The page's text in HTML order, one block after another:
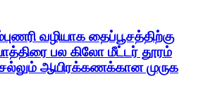
வழியாக தைப்பூசத்திற்கு
பல கிலோ மீட்டர் தூரம்
ஆயிரக்கணக்கான முருக